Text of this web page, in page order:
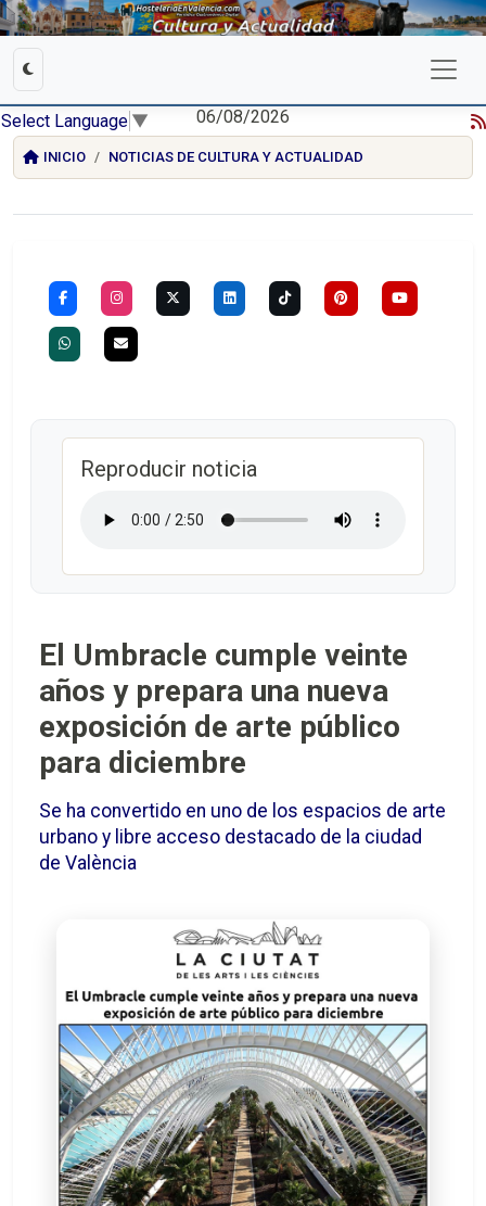
Select Language ▼ 06/08/2026
INICIO NOTICIAS DE CULTURA Y ACTUALIDAD
Reproducir noticia
El Umbracle cumple veinte
años y prepara una nueva
exposición de arte público
para diciembre
Se ha convertido en uno de los espacios de arte
urbano y libre acceso destacado de la ciudad
de València